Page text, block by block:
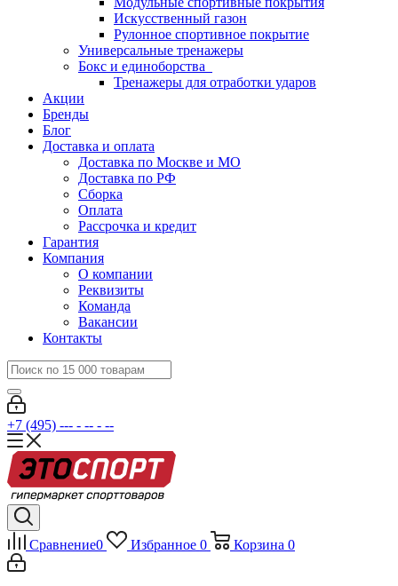
Искусственный газон
Рулонное спортивное покрытие
Универсальные тренажеры
Бокс и единоборства
Тренажеры для отработки ударов
Акции
Бренды
Блог
Доставка и оплата
Доставка по Москве и МО
Доставка по РФ
Сборка
Оплата
Рассрочка и кредит
Гарантия
Компания
О компании
Реквизиты
Команда
Вакансии
Контакты
+7 (495) --- - -- - --
Сравнение0 Избранное 0 Корзина 0